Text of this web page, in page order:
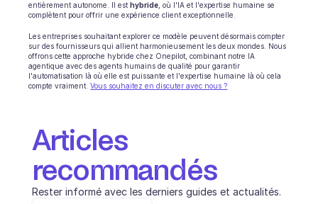
entièrement autonome. Il est hybride , où l'IA et l'expertise humaine se
complètent pour offrir une expérience client exceptionnelle.
Les entreprises souhaitant explorer ce modèle peuvent désormais compter
sur des fournisseurs qui allient harmonieusement les deux mondes. Nous
offrons cette approche hybride chez Onepilot, combinant notre IA
agentique avec des agents humains de qualité pour garantir
l'automatisation là où elle est puissante et l'expertise humaine là où cela
compte vraiment. Vous souhaitez en discuter avec nous ?
Articles
recommandés
Rester informé avec les derniers guides et actualités.